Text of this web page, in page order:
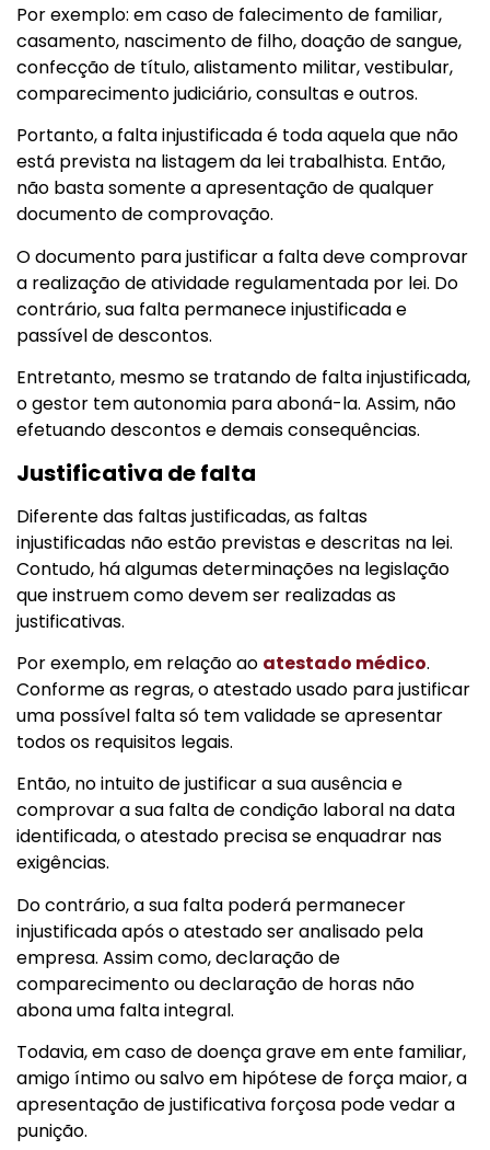
Por exemplo: em caso de falecimento de familiar,
casamento, nascimento de filho, doação de sangue,
confecção de título, alistamento militar, vestibular,
comparecimento judiciário, consultas e outros.
Portanto, a falta injustificada é toda aquela que não
está prevista na listagem da lei trabalhista. Então,
não basta somente a apresentação de qualquer
documento de comprovação.
O documento para justificar a falta deve comprovar
a realização de atividade regulamentada por lei. Do
contrário, sua falta permanece injustificada e
passível de descontos.
Entretanto, mesmo se tratando de falta injustificada,
o gestor tem autonomia para aboná-la. Assim, não
efetuando descontos e demais consequências.
Justificativa de falta
Diferente das faltas justificadas, as faltas
injustificadas não estão previstas e descritas na lei.
Contudo, há algumas determinações na legislação
que instruem como devem ser realizadas as
justificativas.
Por exemplo, em relação ao atestado médico.
Conforme as regras, o atestado usado para justificar
uma possível falta só tem validade se apresentar
todos os requisitos legais.
Então, no intuito de justificar a sua ausência e
comprovar a sua falta de condição laboral na data
identificada, o atestado precisa se enquadrar nas
exigências.
Do contrário, a sua falta poderá permanecer
injustificada após o atestado ser analisado pela
empresa. Assim como, declaração de
comparecimento ou declaração de horas não
abona uma falta integral.
Todavia, em caso de doença grave em ente familiar,
amigo íntimo ou salvo em hipótese de força maior, a
apresentação de justificativa forçosa pode vedar a
punição.